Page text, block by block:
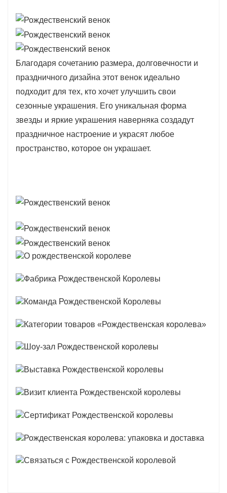
Благодаря сочетанию размера, долговечности и
праздничного дизайна этот венок идеально
подходит для тех, кто хочет улучшить свои
сезонные украшения. Его уникальная форма
звезды и яркие украшения наверняка создадут
праздничное настроение и украсят любое
пространство, которое он украшает.